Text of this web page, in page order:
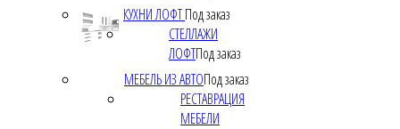
КУХНИ ЛОФТПод заказ
СТЕЛЛАЖИ
ЛОФТПод заказ
МЕБЕЛЬ ИЗ АВТОПод заказ
РЕСТАВРАЦИЯ
МЕБЕЛИ